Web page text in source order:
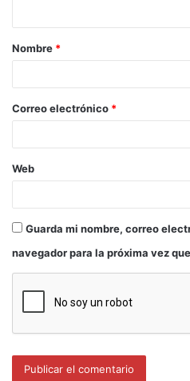
actualidad.
Nombre *
Correo electrónico *
Web
Guarda mi nombre, correo
navegador para la próxima vez